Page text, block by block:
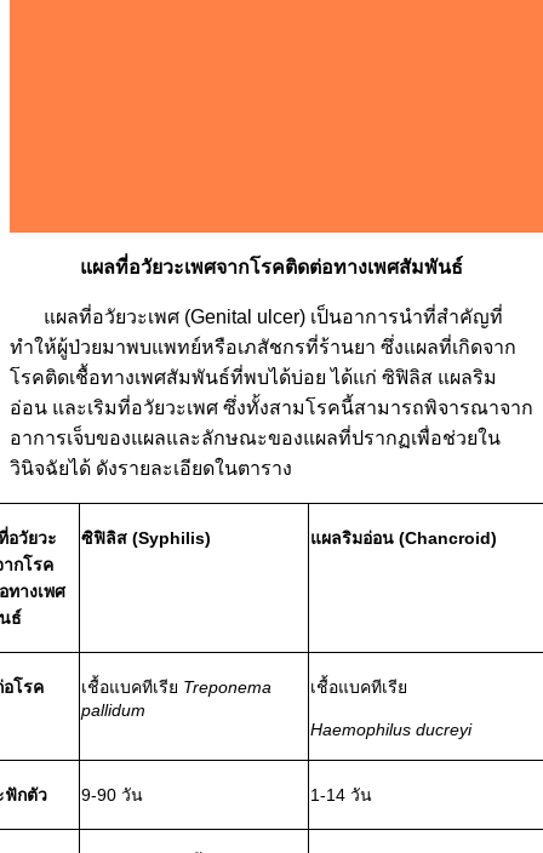
แผลที่อวัยวะเพศจากโรคติดต่อทางเพศสัมพันธ์
แผลที่อวัยวะเพศ (Genital ulcer) เป็นอาการนำที่สำคัญที่
ทำให้ผู้ป่วยมาพบแพทย์หรือเภสัชกรที่ร้านยา ซึ่งแผลที่เกิดจาก
โรคติดเชื้อทางเพศสัมพันธ์ที่พบได้บ่อย ได้แก่ ซิฟิลิส แผลริม
อ่อน และเริมที่อวัยวะเพศ ซึ่งทั้งสามโรคนี้สามารถพิจารณาจาก
อาการเจ็บของแผลและลักษณะของแผลที่ปรากฏเพื่อช่วยใน
วินิจฉัยได้ ดังรายละเอียดในตาราง
อวัยวะ
ากโรค
ทางเพศ
ธ์
ซิฟิลิส (Syphilis) แผลริมอ่อน (Chancroid)
อโรค เชื้อแบคทีเรีย Treponema
pallidum
เชื้อแบคทีเรีย
Haemophilus ducreyi
ฟักตัว 9-90 วัน 1-14 วัน